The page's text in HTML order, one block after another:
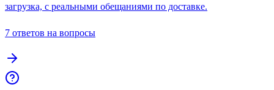
загрузка, с реальными обещаниями по доставке.
7 ответов на вопросы